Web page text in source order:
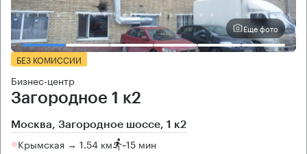
Еще фото
БЕЗ КОМИССИИ
Бизнес-центр
Загородное 1 к2
Москва, Загородное шоссе, 1 к2
Крымская → 1.54 км ~15 мин